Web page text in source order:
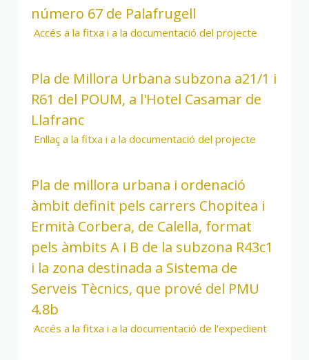
número 67 de Palafrugell
Accés a la fitxa i a la documentació del projecte
Pla de Millora Urbana subzona a21/1 i
R61 del POUM, a l'Hotel Casamar de
Llafranc
Enllaç a la fitxa i a la documentació del projecte
Pla de millora urbana i ordenació
àmbit definit pels carrers Chopitea i
Ermità Corbera, de Calella, format
pels àmbits A i B de la subzona R43c1
i la zona destinada a Sistema de
Serveis Tècnics, que prové del PMU
4.8b
Accés a la fitxa i a la documentació de l'expedient